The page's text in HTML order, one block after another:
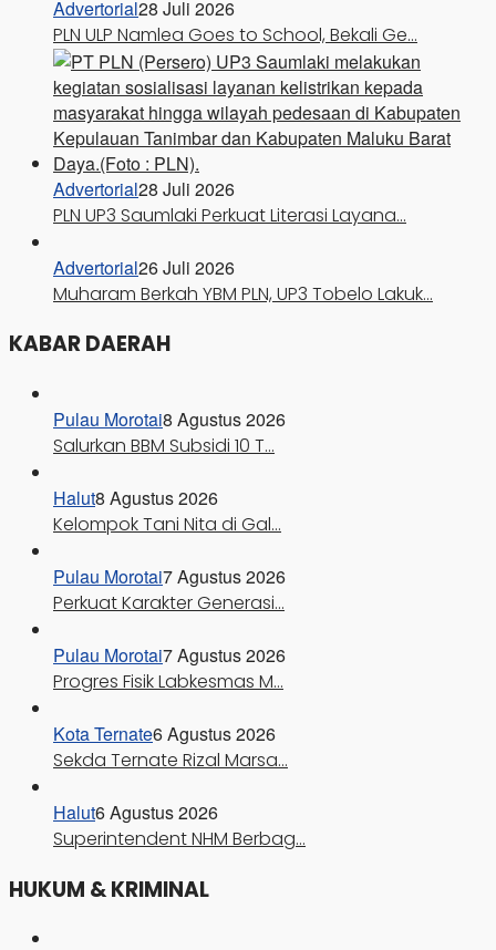
Advertorial28 Juli 2026
PLN ULP Namlea Goes to School, Bekali Ge…
Advertorial28 Juli 2026
PLN UP3 Saumlaki Perkuat Literasi Layana…
Advertorial26 Juli 2026
Muharam Berkah YBM PLN, UP3 Tobelo Lakuk…
KABAR DAERAH
Pulau Morotai8 Agustus 2026
Salurkan BBM Subsidi 10 T…
Halut8 Agustus 2026
Kelompok Tani Nita di Gal…
Pulau Morotai7 Agustus 2026
Perkuat Karakter Generasi…
Pulau Morotai7 Agustus 2026
Progres Fisik Labkesmas M…
Kota Ternate6 Agustus 2026
Sekda Ternate Rizal Marsa…
Halut6 Agustus 2026
Superintendent NHM Berbag…
HUKUM & KRIMINAL